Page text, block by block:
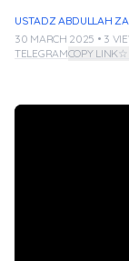
USTADZ ABDULLAH
30 MARCH 2025 • 3
TELEGRAMCOPY LINK☆